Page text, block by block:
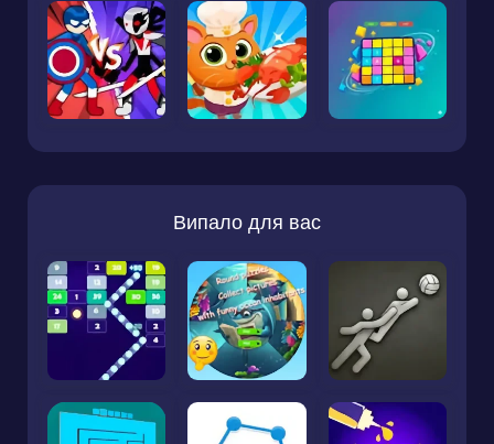
Випало для вас